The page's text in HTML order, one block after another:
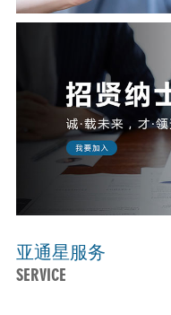
亚通星服务
SERVICE